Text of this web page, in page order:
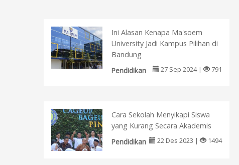
Ini Alasan Kenapa Ma'soem
University Jadi Kampus Pilihan di
Bandung
Pendidikan
27 Sep 2024 | 791
Cara Sekolah Menyikapi Siswa
yang Kurang Secara Akademis
Pendidikan
22 Des 2023 | 1494